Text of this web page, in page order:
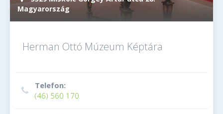
Magyarország
Herman Ottó Múzeum Képtára
Telefon:
(46) 560 170